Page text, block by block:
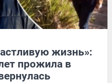
жизнь»:
прожила в